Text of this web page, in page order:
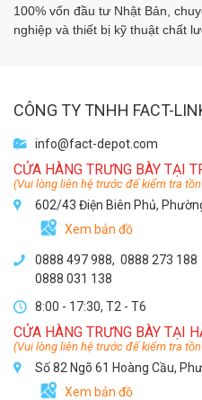
100% vốn đầu tư Nhật Bản,
nghiệp và thiết bị kỹ thuật chất
CÔNG TY TNHH FACT-
info@fact-depot.com
CỬA HÀNG TRƯNG BÀY TẠI
(Vui lòng liên hệ trước để kiểm tra
602/43 Điện Biên Phủ,
Xem bản đồ
0888 497 988, 0888 273 188
0888 031 138
8:00 - 17:30, T2 - T6
CỬA HÀNG TRƯNG BÀY TẠI
(Vui lòng liên hệ trước để kiểm tra
Số 82 Ngõ 61 Hoàng Cầu,
Xem bản đồ